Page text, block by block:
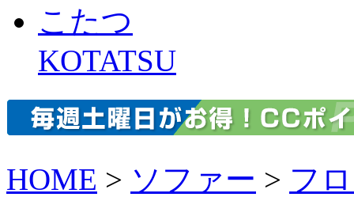
こたつ
KOTATSU
HOME > ソファー > フ